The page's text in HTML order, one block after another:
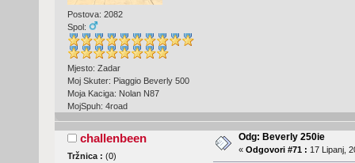
Postova: 2082
Spol:
Mjesto: Zadar
Moj Skuter: Piaggio Beverly 500
Moja Kaciga: Nolan N87
MojSpuh: 4road
challenbeen
Tržnica : (0)
Odg: Beverly 250ie
« Odgovori #71 : 17 Lipanj,